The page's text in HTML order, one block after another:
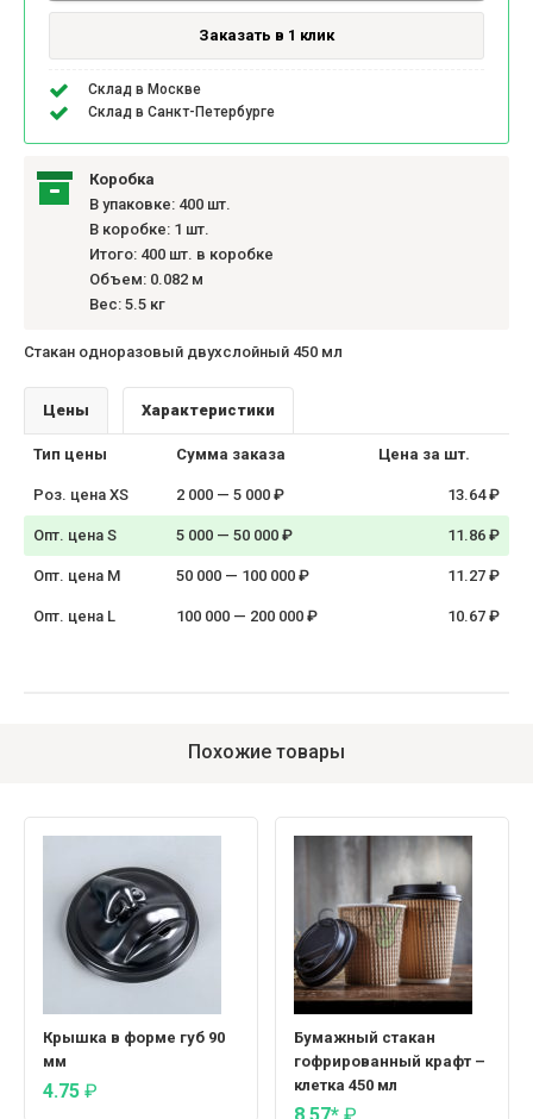
Заказать в 1 клик
Склад в Москве
Склад в Санкт-Петербурге
Коробка
В упаковке: 400 шт.
В коробке: 1 шт.
Итого: 400 шт. в коробке
Объем: 0.082 м
Вес: 5.5 кг
Стакан одноразовый двухслойный 450 мл
Цены Характеристики
Тип цены Сумма заказа Цена за шт.
Роз. цена XS 2 000 — 5 000 ₽ 13.64 ₽
Опт. цена S 5 000 — 50 000 ₽ 11.86 ₽
Опт. цена M 50 000 — 100 000 ₽ 11.27 ₽
Опт. цена L 100 000 — 200 000 ₽ 10.67 ₽
Похожие товары
Крышка в форме губ 90
мм
4.75 ₽
Бумажный стакан
гофрированный крафт –
клетка 450 мл